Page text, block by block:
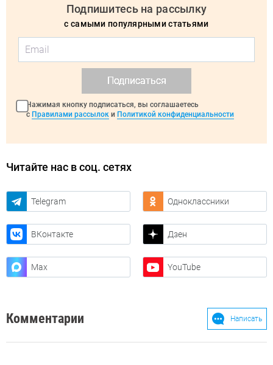
Подпишитесь на рассылку
с самыми популярными статьями
Подписаться
Нажимая кнопку подписаться, вы соглашаетесь
с Правилами рассылок и Политикой конфиденциальности
Читайте нас в соц. сетях
Telegram Одноклассники
ВКонтакте Дзен
Max YouTube
Комментарии Написать